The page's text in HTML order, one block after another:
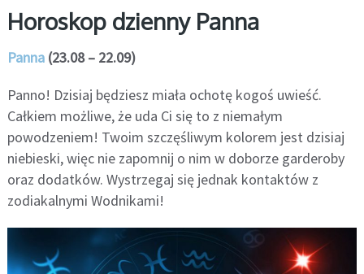
Horoskop dzienny Panna
Panna(23.08 – 22.09)
Panno! Dzisiaj będziesz miała ochotę kogoś uwieść.
Całkiem możliwe, że uda Ci się to z niemałym
powodzeniem! Twoim szczęśliwym kolorem jest dzisiaj
niebieski, więc nie zapomnij o nim w doborze garderoby
oraz dodatków. Wystrzegaj się jednak kontaktów z
zodiakalnymi Wodnikami!